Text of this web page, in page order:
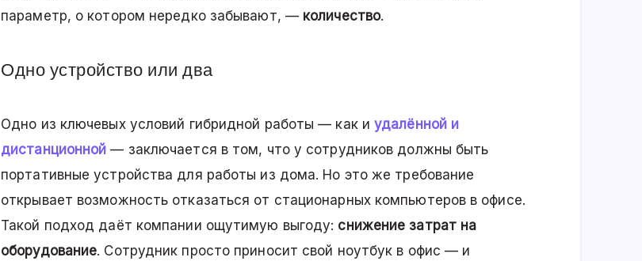
параметр, о котором нередко забывают, — количество.
Одно устройство или два
Одно из ключевых условий гибридной работы — как иудалённой и
дистанционной — заключается в том, что у сотрудников должны быть
портативные устройства для работы из дома. Но это же требование
открывает возможность отказаться от стационарных компьютеров в офисе.
Такой подход даёт компании ощутимую выгоду: снижение затрат на
оборудование. Сотрудник просто приносит свой ноутбук в офис — и